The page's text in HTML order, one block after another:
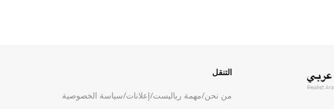
التنقل
من نحن/مهمة رياليست/إعلانات/سياسة الخصوصية